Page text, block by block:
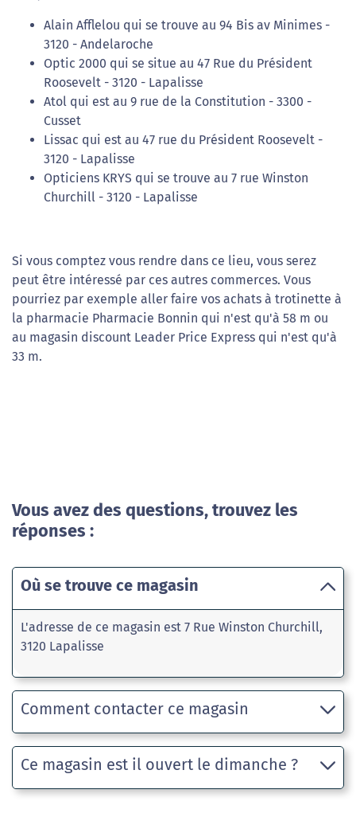
Alain Afflelou qui se trouve au 94 Bis av Minimes -
3120 - Andelaroche
Optic 2000 qui se situe au 47 Rue du Président
Roosevelt - 3120 - Lapalisse
Atol qui est au 9 rue de la Constitution - 3300 -
Cusset
Lissac qui est au 47 rue du Président Roosevelt -
3120 - Lapalisse
Opticiens KRYS qui se trouve au 7 rue Winston
Churchill - 3120 - Lapalisse
Si vous comptez vous rendre dans ce lieu, vous serez
peut être intéressé par ces autres commerces. Vous
pourriez par exemple aller faire vos achats à trotinette à
la pharmacie Pharmacie Bonnin qui n'est qu'à 58 m ou
au magasin discount Leader Price Express qui n'est qu'à
33 m.
Vous avez des questions, trouvez les
réponses :
Où se trouve ce magasin
L'adresse de ce magasin est 7 Rue Winston Churchill,
3120 Lapalisse
Comment contacter ce magasin
Ce magasin est il ouvert le dimanche ?